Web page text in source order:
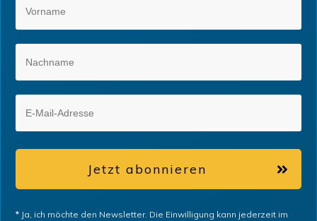
Jetzt abonnieren
* Ja, ich möchte den Newsletter. Die Einwilligung kann jederzeit im